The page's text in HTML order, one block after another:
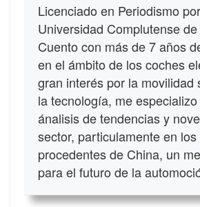
Licenciado en Periodismo
Universidad Complutense
Cuento con más de 7 años
en el ámbito de los coches
gran interés por la movilidad
la tecnología, me
ánalisis de tendencias y
sector, particulamente en
procedentes de China, un
para el futuro de la